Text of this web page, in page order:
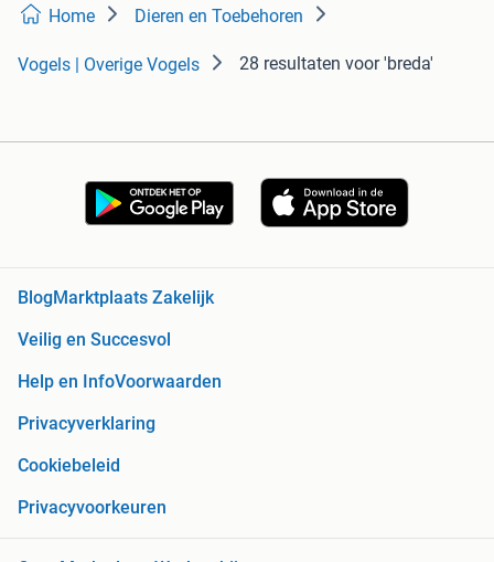
Home Dieren en Toebehoren
Vogels | Overige Vogels 28 resultaten voor 'breda'
BlogMarktplaats Zakelijk
Veilig en Succesvol
Help en InfoVoorwaarden
Privacyverklaring
Cookiebeleid
Privacyvoorkeuren